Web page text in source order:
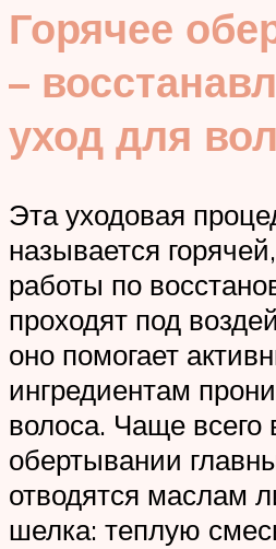
Горячее
–
уход для
Эта уходовая
называется
работы по
проходят под
оно помогает
ингредиентам
волоса. Чаще всего
обертывании
отводятся маслам
шелка: теплую